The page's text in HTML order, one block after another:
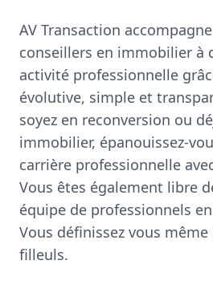
AV Transaction
conseillers en immobilier à
activité professionnelle
évolutive, simple et
soyez en reconversion ou
immobilier, épanouissez-
carrière professionnelle
Vous êtes également libre
équipe de professionnels
Vous définissez vous même
filleuls.